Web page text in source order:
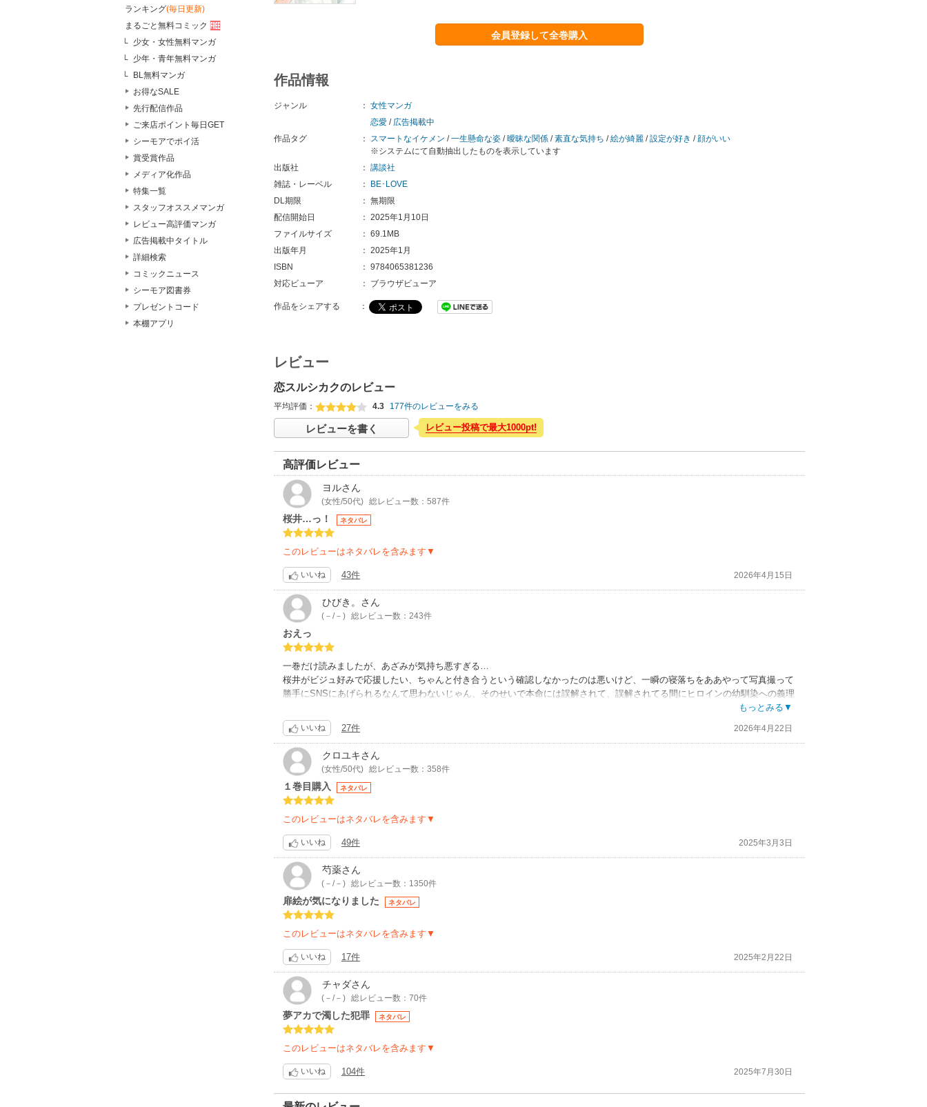
ランキング(毎日更新)
まるごと無料コミック
少女・女性無料マンガ
少年・青年無料マンガ
BL無料マンガ
お得なSALE
先行配信作品
ご来店ポイント毎日GET
シーモアでポイ活
賞受賞作品
メディア化作品
特集一覧
スタッフオススメマンガ
レビュー高評価マンガ
広告掲載中タイトル
詳細検索
コミックニュース
シーモア図書券
プレゼントコード
本棚アプリ
会員登録して全巻購入
作品情報
ジャンル ： 女性マンガ
恋愛 / 広告掲載中
作品タグ
： スマートなイケメン /一生懸命な姿 /曖昧な関係 /素直な気持ち /絵が綺麗 /設定が好き / 顔がいい
※システムにて自動抽出したものを表示しています
出版社
： 講談社
雑誌・レーベル
：
BE･LOVE
DL期限
： 無期限
配信開始日
： 2025年1月10日
ファイルサイズ
： 69.1MB
出版年月
： 2025年1月
ISBN
： 9784065381236
対応ビューア
： ブラウザビューア
作品をシェアする ：
レビュー
恋スルシカクのレビュー
平均評価： 4.3 177件のレビューをみる
レビューを書く レビュー投稿で最大1000pt!
高評価レビュー
ヨルさん
(女性/50代) 総レビュー数：587件
桜井…っ！ ネタバレ
このレビューはネタバレを含みます▼
いいね 43件 2026年4月15日
ひびき。 さん
(－/－) 総レビュー数：243件
おえっ
一巻だけ読みましたが、あざみが気持ち悪すぎる…
桜井がビジュ好みで応援したい、ちゃんと付き合うという確認しなかったのは悪いけど、一瞬の寝落ちをああやって写真撮って
勝手にSNSにあげられるなんて思わないじゃん、そのせいで本命には誤解されて、誤解されてる間にヒロインの幼馴染への義理
あざみはあれ夢垢云々は最初からバレた時の言い訳として考えてた答えだよね、先に謝り倒すのもそれ以上責められないように
って卑怯過ぎる。しかもありがとうございます？
そのうえ先輩が好きな人いるのわかってて告白してます？気持ち悪すぎィ！！！
ただここで桜井もこういうのはやめて欲しいし、その気もないから今後言い寄ってこないで欲しいとはっきりさせないのもおか
しいし、同僚も付き合っちゃえとかいうのおかしいよ。
あれ立場が逆で男が女の子が寝落ちしてるのああやって撮って付き合ってるかのようにSNSにあげてたら場合によっては処罰も
のだろ。
律くんもいい子だとは思うけど、桜井があまりに不憫過ぎるから桜井の思いが報われて欲しい。
あとあざみはいわゆるザマァ的な展開にならないと溜飲が下がらない…夢垢なんですすみませぇんで済まさないで欲しい。
もっとみる▼
いいね 27件 2026年4月22日
クロユキさん
(女性/50代) 総レビュー数：358件
１巻目購入 ネタバレ
このレビューはネタバレを含みます▼
いいね 49件 2025年3月3日
芍薬さん
(－/－) 総レビュー数：1350件
扉絵が気になりました ネタバレ
このレビューはネタバレを含みます▼
いいね 17件 2025年2月22日
チャダさん
(－/－) 総レビュー数：70件
夢アカで濁した犯罪 ネタバレ
このレビューはネタバレを含みます▼
いいね 104件 2025年7月30日